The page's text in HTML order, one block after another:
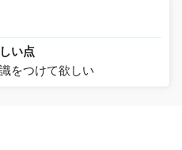
い点
をつけて欲しい